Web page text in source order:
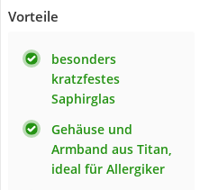
Vorteile
besonders
kratzfestes
Saphirglas
Gehäuse und
Armband aus Titan,
ideal für Allergiker